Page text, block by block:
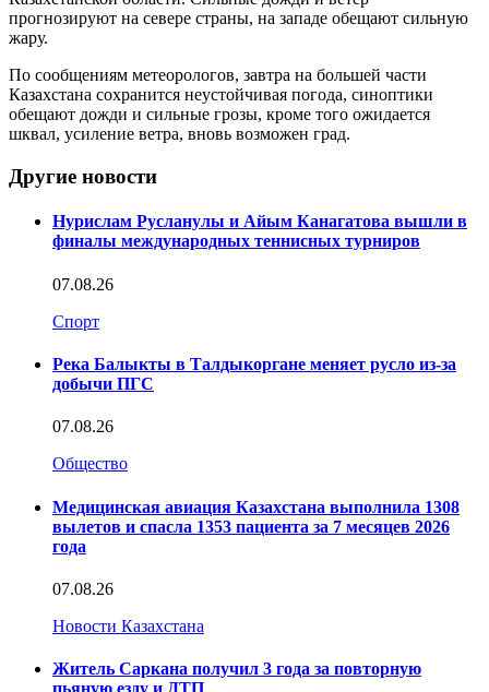
прогнозируют на севере страны, на западе обещают сильную
жару.
По сообщениям метеорологов, завтра на большей части
Казахстана сохранится неустойчивая погода, синоптики
обещают дожди и сильные грозы, кроме того ожидается
шквал, усиление ветра, вновь возможен град.
Другие новости
Нурислам Русланулы и Айым Канагатова вышли в
финалы международных теннисных турниров
07.08.26
Спорт
Река Балыкты в Талдыкоргане меняет русло из-за
добычи ПГС
07.08.26
Общество
Медицинская авиация Казахстана выполнила 1308
вылетов и спасла 1353 пациента за 7 месяцев 2026
года
07.08.26
Новости Казахстана
Житель Саркана получил 3 года за повторную
пьяную езду и ДТП